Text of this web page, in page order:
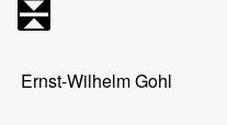
Ernst-Wilhelm Gohl